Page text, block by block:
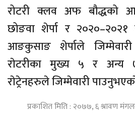
रोटरी क्लव अफ बौद्धको
छोङवा शेर्पा र
आङकुसाङ शेर्पाले
राेटरीका मुख्य ५ र अन्य ७
राेट्रेनहरुले जिम्मेवारी
प्रकाशित मिति : २०७७, ६ श्रावण